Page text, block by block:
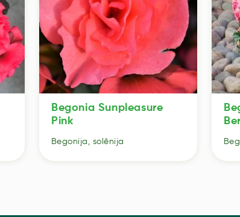
Begonia Sunpleasure
Pink
Begonija, solēnija